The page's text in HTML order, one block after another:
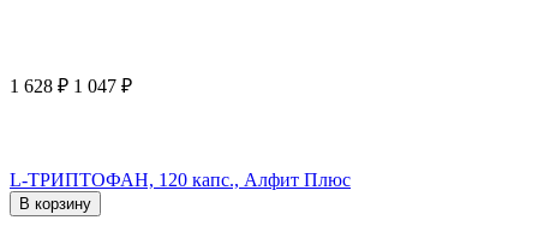
1 628 ₽ 1 047 ₽
L-ТРИПТОФАН, 120 капс., Алфит Плюс
В корзину